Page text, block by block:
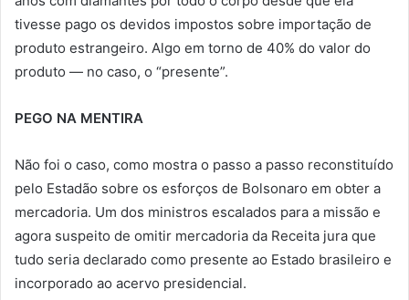
tivesse pago os devidos impostos sobre importação de
produto estrangeiro. Algo em torno de 40% do valor do
produto — no caso, o “presente”.
PEGO NA MENTIRA
Não foi o caso, como mostra o passo a passo reconstituído
pelo Estadão sobre os esforços de Bolsonaro em obter a
mercadoria. Um dos ministros escalados para a missão e
agora suspeito de omitir mercadoria da Receita jura que
tudo seria declarado como presente ao Estado brasileiro e
incorporado ao acervo presidencial.